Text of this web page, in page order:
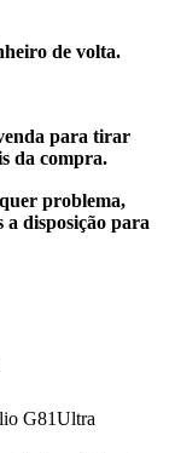
de volta.
para tirar
da compra.
problema,
a disposição para
G81Ultra